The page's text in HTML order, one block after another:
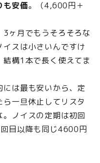
も安価。（4,600円＋
ヶ月でもうそろそろな
スは小さいんですけ
構1本で長く使えてま
は最も安いから、定
一旦休止してリスタ
ノイスの定期は初回
目以降も同じ4600円